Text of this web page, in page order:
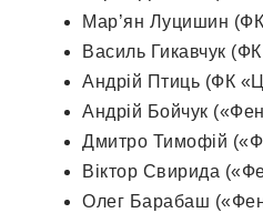
Мар’ян Луцишин
Василь Гикавчук
Андрій Птиць (ФК
Андрій Бойчук
Дмитро Тимофій
Віктор Свирида
Олег Барабаш